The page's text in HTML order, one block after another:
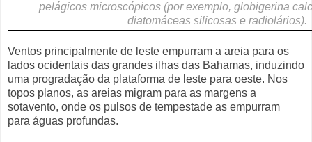
pelágicos microscópicos (por exemplo, globigerina
diatomáceas silicosas e radiolários).
Ventos principalmente de leste empurram a areia para os
lados ocidentais das grandes ilhas das Bahamas, induzindo
uma progradação da plataforma de leste para oeste. Nos
topos planos, as areias migram para as margens a
sotavento, onde os pulsos de tempestade as empurram
para águas profundas.